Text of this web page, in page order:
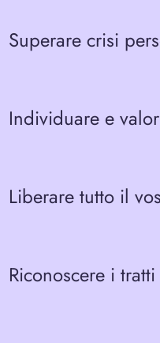
Superare crisi
Individuare e
Liberare tutto il
Riconoscere i